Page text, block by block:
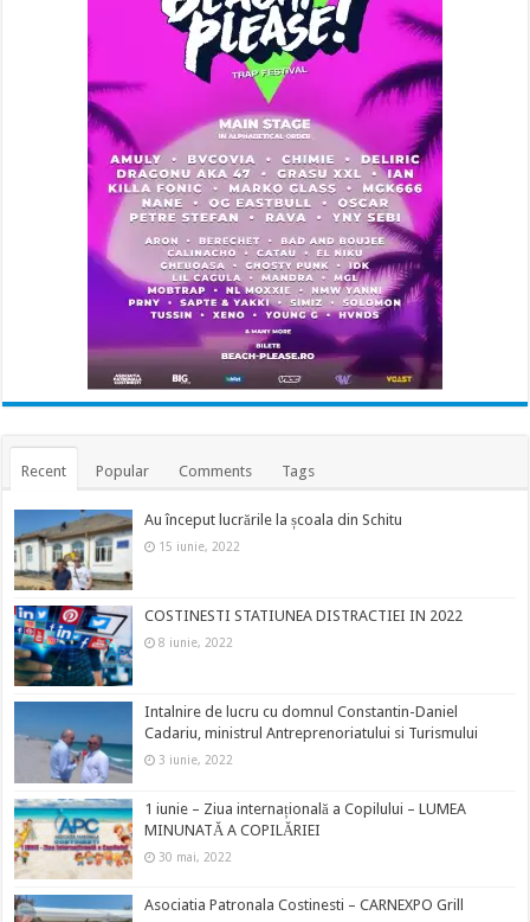
Recent Popular Comments Tags
Au început lucrările la școala din Schitu
15 iunie, 2022
COSTINESTI STATIUNEA DISTRACTIEI IN 2022
8 iunie, 2022
Intalnire de lucru cu domnul Constantin-Daniel
Cadariu, ministrul Antreprenoriatului si Turismului
3 iunie, 2022
1 iunie – Ziua internațională a Copilului – LUMEA
MINUNATĂ A COPILĂRIEI
30 mai, 2022
Asociatia Patronala Costinesti – CARNEXPO Grill